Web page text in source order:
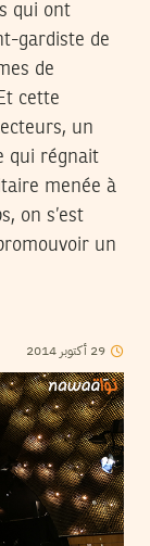
qui ont
gardiste de
de
cette
un
qui régnait
menée à
on s’est
un
29 أكتوبر 2014